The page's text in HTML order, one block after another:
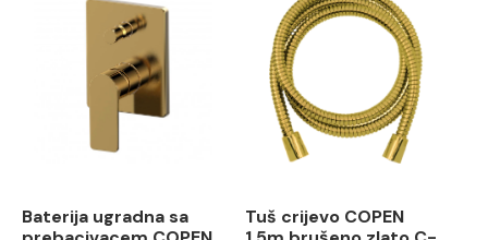
Baterija ugradna sa
Tuš crijevo COPEN